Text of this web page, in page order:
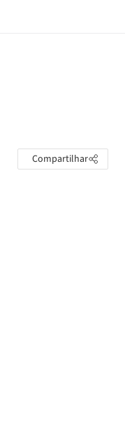
Compartilhar